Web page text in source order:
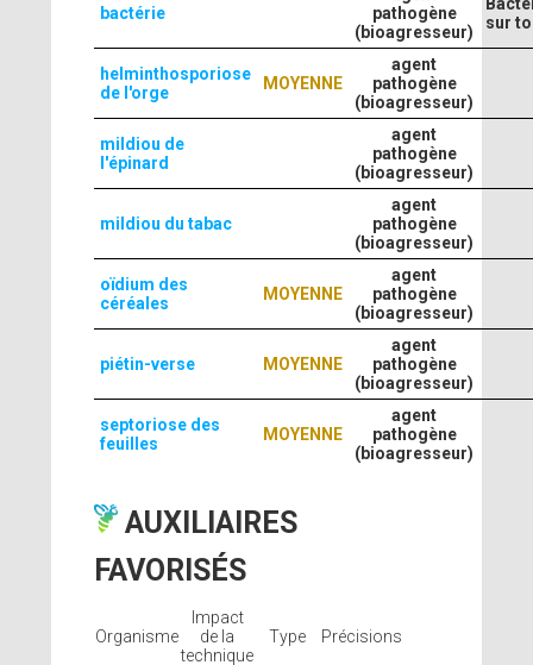
bactérie
pathogène
(bioagresseur)
sur
helminthosporiose
de l'orge
MOYENNE
agent
pathogène
(bioagresseur)
mildiou de
l'épinard
agent
pathogène
(bioagresseur)
mildiou du tabac
agent
pathogène
(bioagresseur)
oïdium des
céréales
MOYENNE
agent
pathogène
(bioagresseur)
piétin-verse MOYENNE
agent
pathogène
(bioagresseur)
septoriose des
feuilles
MOYENNE
agent
pathogène
(bioagresseur)
AUXILIAIRES
FAVORISÉS
Organisme
Impact
de la
technique
Type Précisions